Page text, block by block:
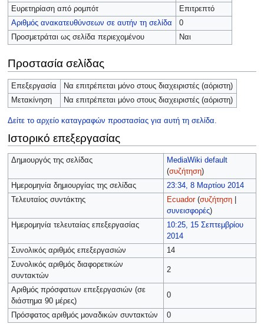
Ευρετηρίαση από ρομπότ
Επιτρεπτό
Αριθμός ανακατευθύνσεων σε αυτήν τη σελίδα
0
Προσμετράται ως σελίδα περιεχομένου
Ναι
Προστασία σελίδας
Επεξεργασία
Να επιτρέπεται μόνο στους διαχειριστές (αόριστη)
Μετακίνηση
Να επιτρέπεται μόνο στους διαχειριστές (αόριστη)
Δείτε το αρχείο καταγραφών προστασίας για αυτή τη σελίδα.
Ιστορικό επεξεργασίας
Δημιουργός της σελίδας
MediaWiki default
(συζήτηση)
Ημερομηνία δημιουργίας της σελίδας
23:34, 8 Μαρτίου 2014
Τελευταίος συντάκτης
Ecuador (συζήτηση|
συνεισφορές)
Ημερομηνία τελευταίας επεξεργασίας
10:25, 15 Σεπτεμβρίου
2014
Συνολικός αριθμός επεξεργασιών
14
Συνολικός αριθμός διαφορετικών
συντακτών
2
Αριθμός πρόσφατων επεξεργασιών (σε
διάστημα 90 μέρες)
0
Πρόσφατος αριθμός μοναδικών συντακτών 0